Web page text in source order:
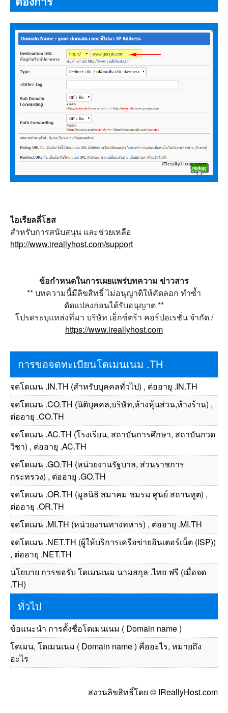
ไอเรียลลี่โฮส
สำหรับการสนับสนุน และช่วยเหลือ
http://www.ireallyhost.com/support
ข้อกำหนดในการเผยแพร่บทความ ข่าวสาร
** บทความนี้มีลิขสิทธิ์ ไม่อนุญาติให้คัดลอก ทำซ้ำ
ดัดแปลงก่อนได้รับอนุญาต **
โปรดระบุแหล่งที่มา บริษัท เอ็กซ์ตร้า คอร์ปอเรชั่น จำกัด /
https://www.ireallyhost.com
การขอจดทะเบียนโดเมนเนม .TH
จดโดเมน .IN.TH (สำหรับบุคคลทั่วไป) , ต่ออายุ .IN.TH
จดโดเมน .CO.TH (นิติบุคคล,บริษัท,ห้างหุ้นส่วน,ห้างร้าน) ,
ต่ออายุ .CO.TH
จดโดเมน .AC.TH (โรงเรียน, สถาบันการศึกษา, สถาบันกวด
วิชา) , ต่ออายุ .AC.TH
จดโดเมน .GO.TH (หน่วยงานรัฐบาล, ส่วนราชการ
กระทรวง) , ต่ออายุ .GO.TH
จดโดเมน .OR.TH (มูลนิธิ สมาคม ชมรม ศูนย์ สถานทูต) ,
ต่ออายุ .OR.TH
จดโดเมน .MI.TH (หน่วยงานทางทหาร) , ต่ออายุ .MI.TH
จดโดเมน .NET.TH (ผู้ให้บริการเครือข่ายอินเตอร์เน็ต (ISP))
, ต่ออายุ .NET.TH
นโยบาย การขอรับ โดเมนเนม นามสกุล .ไทย ฟรี (เมื่อจด
.TH)
ทั่วไป
ข้อแนะนำ การตั้งชื่อโดเมนเนม ( Domain name )
โดเมน, โดเมนเนม ( Domain name ) คืออะไร, หมายถึง
อะไร
สงวนลิขสิทธิ์โดย © IReallyHost.com